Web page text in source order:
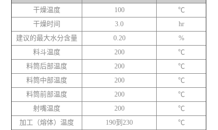
干燥温度
100
℃
干燥时间
3.0
hr
建议的最大水分含量
0.20
%
料斗温度
200
℃
料筒后部温度
200
℃
料筒中部温度
200
℃
料筒前部温度
200
℃
射嘴温度
200
℃
加工（熔体）温度
190到230
℃